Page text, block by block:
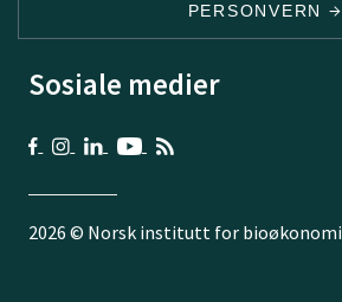
PERSONVERN
Sosiale medier
2026 © Norsk institutt for bioøkonomi